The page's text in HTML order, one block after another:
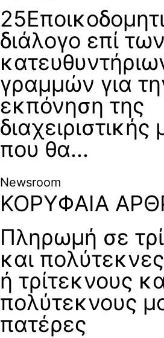
διάλογο επί των
γραμμών για
εκπόνηση της
διαχειριστικής
που θα...
Newsroom
ΚΟΡΥΦΑΙΑ
Πληρωμή σε
και
ή τρίτεκνους
πολύτεκνους
πατέρες